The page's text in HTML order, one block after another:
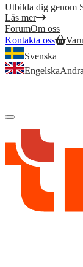
Utbilda dig genom
Läs mer
ForumOm oss
Kontakta oss
Svenska
Engelska